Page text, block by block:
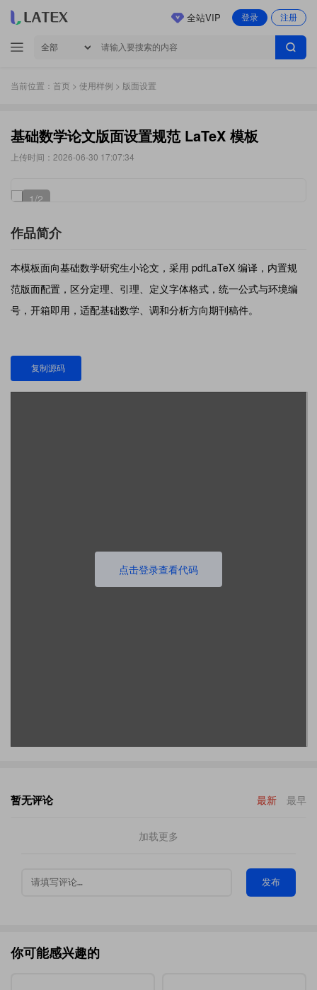
登录 注册
全站VIP
当前位置： 首页 > 使用样例 > 版面设置
基础数学论文版面设置规范 LaTeX 模板
上传时间：2026-06-30 17:07:34
1/2
作品简介
本模板面向基础数学研究生小论文，采用 pdfLaTeX 编译，内置规
范版面配置，区分定理、引理、定义字体格式，统一公式与环境编
号，开箱即用，适配基础数学、调和分析方向期刊稿件。
复制源码
点击登录查看代码
暂无评论 最新 最早
加载更多
发布
你可能感兴趣的